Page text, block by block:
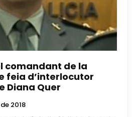
comandant de la
feia d’interlocutor
Diana Quer
2018